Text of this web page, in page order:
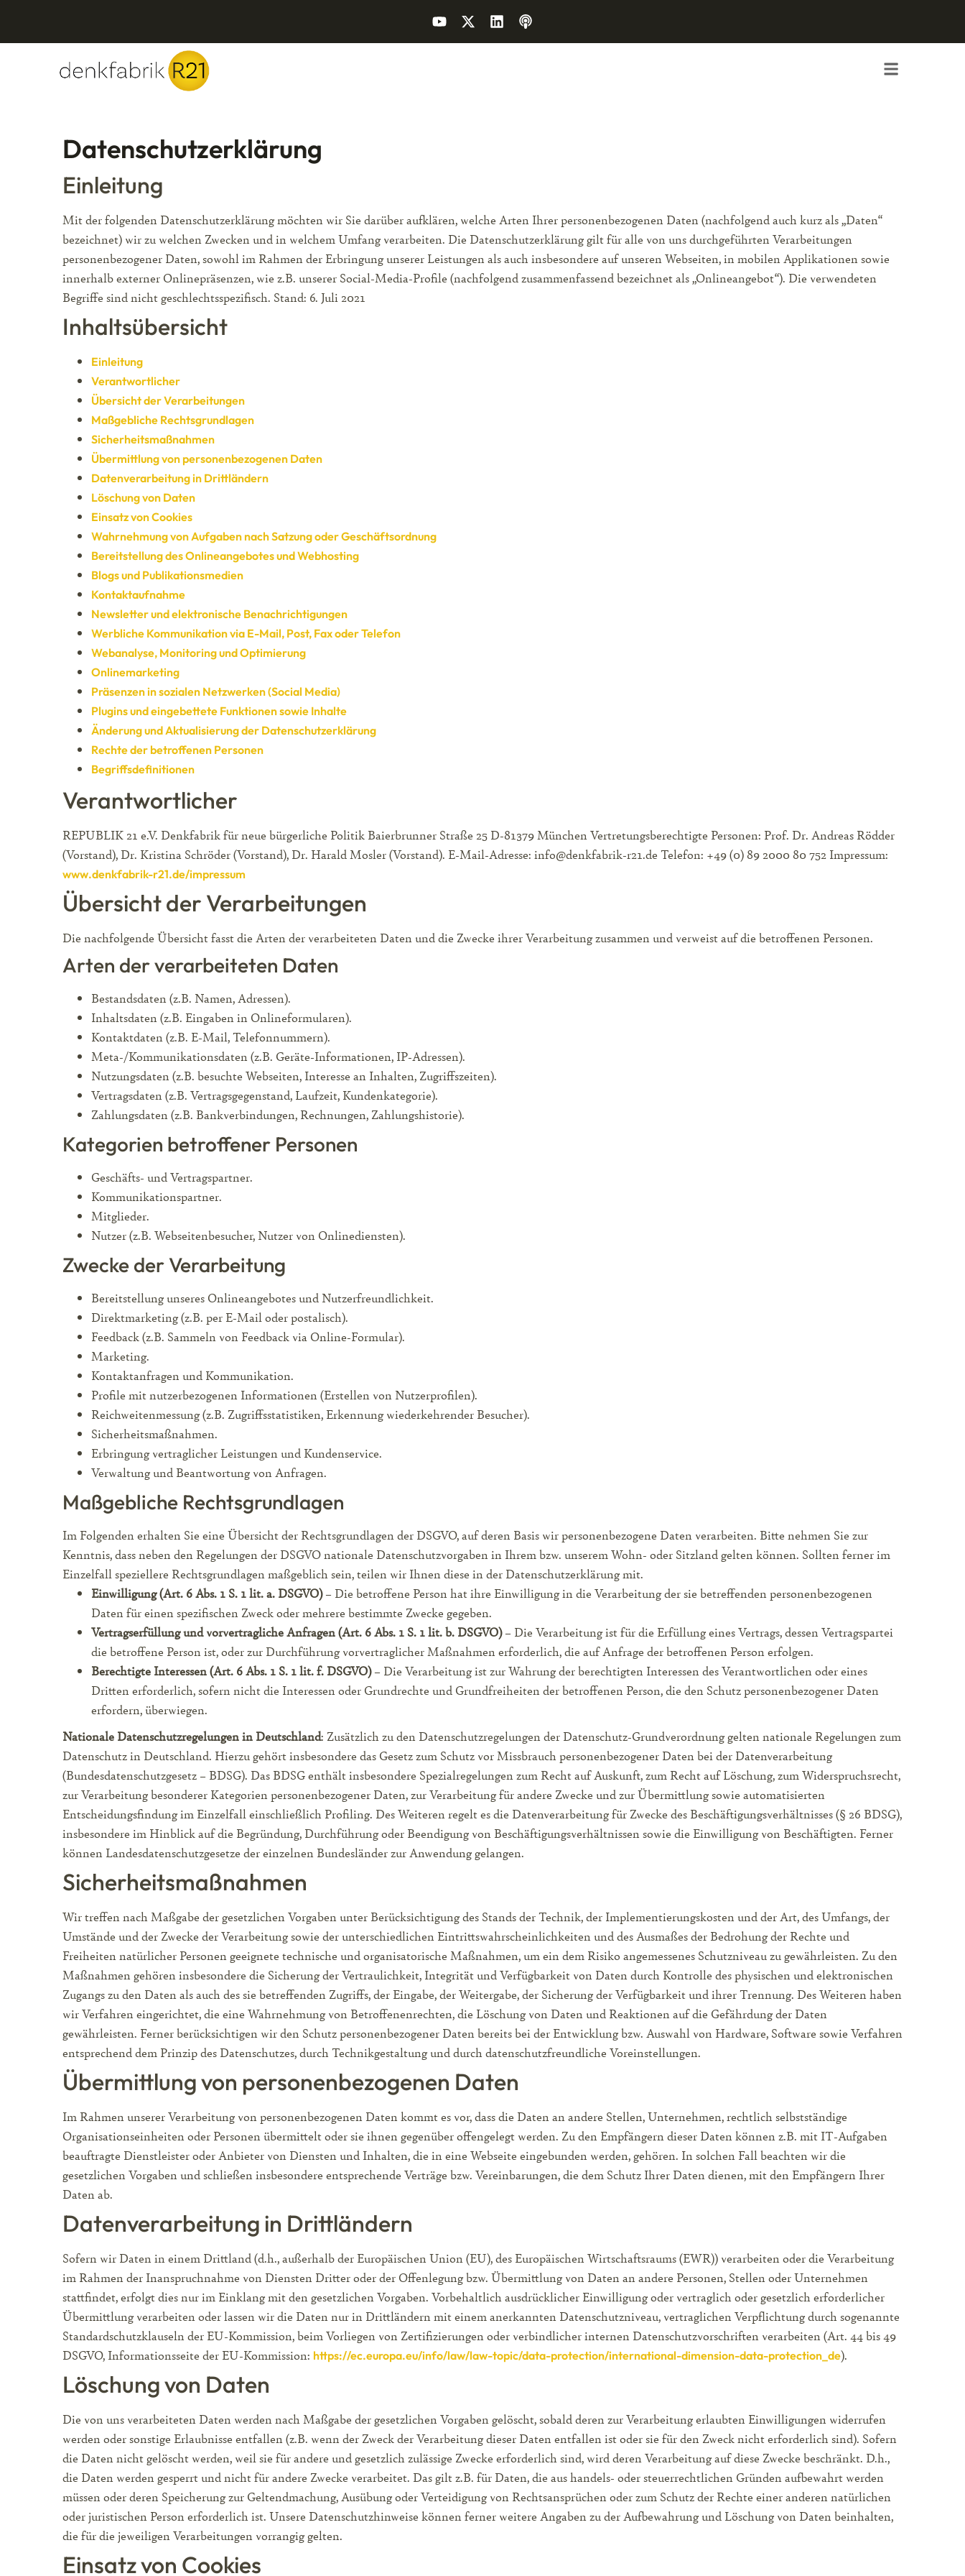
Datenschutzerklärung
Einleitung
Mit der folgenden Datenschutzerklärung möchten wir Sie darüber aufklären, welche Arten Ihrer personenbezogenen Daten (nachfolgend auch kurz als „Daten“
bezeichnet) wir zu welchen Zwecken und in welchem Umfang verarbeiten. Die Datenschutzerklärung gilt für alle von uns durchgeführten Verarbeitungen
personenbezogener Daten, sowohl im Rahmen der Erbringung unserer Leistungen als auch insbesondere auf unseren Webseiten, in mobilen Applikationen sowie
innerhalb externer Onlinepräsenzen, wie z.B. unserer Social-Media-Profile (nachfolgend zusammenfassend bezeichnet als „Onlineangebot“). Die verwendeten
Begriffe sind nicht geschlechtsspezifisch. Stand: 6. Juli 2021
Inhaltsübersicht
Einleitung
Verantwortlicher
Übersicht der Verarbeitungen
Maßgebliche Rechtsgrundlagen
Sicherheitsmaßnahmen
Übermittlung von personenbezogenen Daten
Datenverarbeitung in Drittländern
Löschung von Daten
Einsatz von Cookies
Wahrnehmung von Aufgaben nach Satzung oder Geschäftsordnung
Bereitstellung des Onlineangebotes und Webhosting
Blogs und Publikationsmedien
Kontaktaufnahme
Newsletter und elektronische Benachrichtigungen
Werbliche Kommunikation via E-Mail, Post, Fax oder Telefon
Webanalyse, Monitoring und Optimierung
Onlinemarketing
Präsenzen in sozialen Netzwerken (Social Media)
Plugins und eingebettete Funktionen sowie Inhalte
Änderung und Aktualisierung der Datenschutzerklärung
Rechte der betroffenen Personen
Begriffsdefinitionen
Verantwortlicher
REPUBLIK 21 e.V. Denkfabrik für neue bürgerliche Politik Baierbrunner Straße 25 D-81379 München Vertretungsberechtigte Personen: Prof. Dr. Andreas Rödder
(Vorstand), Dr. Kristina Schröder (Vorstand), Dr. Harald Mosler (Vorstand). E-Mail-Adresse: info@denkfabrik-r21.de Telefon: +49 (0) 89 2000 80 752 Impressum:
www.denkfabrik-r21.de/impressum
Übersicht der Verarbeitungen
Die nachfolgende Übersicht fasst die Arten der verarbeiteten Daten und die Zwecke ihrer Verarbeitung zusammen und verweist auf die betroffenen Personen.
Arten der verarbeiteten Daten
Bestandsdaten (z.B. Namen, Adressen).
Inhaltsdaten (z.B. Eingaben in Onlineformularen).
Kontaktdaten (z.B. E-Mail, Telefonnummern).
Meta-/Kommunikationsdaten (z.B. Geräte-Informationen, IP-Adressen).
Nutzungsdaten (z.B. besuchte Webseiten, Interesse an Inhalten, Zugriffszeiten).
Vertragsdaten (z.B. Vertragsgegenstand, Laufzeit, Kundenkategorie).
Zahlungsdaten (z.B. Bankverbindungen, Rechnungen, Zahlungshistorie).
Kategorien betroffener Personen
Geschäfts- und Vertragspartner.
Kommunikationspartner.
Mitglieder.
Nutzer (z.B. Webseitenbesucher, Nutzer von Onlinediensten).
Zwecke der Verarbeitung
Bereitstellung unseres Onlineangebotes und Nutzerfreundlichkeit.
Direktmarketing (z.B. per E-Mail oder postalisch).
Feedback (z.B. Sammeln von Feedback via Online-Formular).
Marketing.
Kontaktanfragen und Kommunikation.
Profile mit nutzerbezogenen Informationen (Erstellen von Nutzerprofilen).
Reichweitenmessung (z.B. Zugriffsstatistiken, Erkennung wiederkehrender Besucher).
Sicherheitsmaßnahmen.
Erbringung vertraglicher Leistungen und Kundenservice.
Verwaltung und Beantwortung von Anfragen.
Maßgebliche Rechtsgrundlagen
Im Folgenden erhalten Sie eine Übersicht der Rechtsgrundlagen der DSGVO, auf deren Basis wir personenbezogene Daten verarbeiten. Bitte nehmen Sie zur
Kenntnis, dass neben den Regelungen der DSGVO nationale Datenschutzvorgaben in Ihrem bzw. unserem Wohn- oder Sitzland gelten können. Sollten ferner im
Einzelfall speziellere Rechtsgrundlagen maßgeblich sein, teilen wir Ihnen diese in der Datenschutzerklärung mit.
Einwilligung (Art. 6 Abs. 1 S. 1 lit. a. DSGVO)– Die betroffene Person hat ihre Einwilligung in die Verarbeitung der sie betreffenden personenbezogenen
Daten für einen spezifischen Zweck oder mehrere bestimmte Zwecke gegeben.
Vertragserfüllung und vorvertragliche Anfragen (Art. 6 Abs. 1 S. 1 lit. b. DSGVO)– Die Verarbeitung ist für die Erfüllung eines Vertrags, dessen Vertragspartei
die betroffene Person ist, oder zur Durchführung vorvertraglicher Maßnahmen erforderlich, die auf Anfrage der betroffenen Person erfolgen.
Berechtigte Interessen (Art. 6 Abs. 1 S. 1 lit. f. DSGVO)– Die Verarbeitung ist zur Wahrung der berechtigten Interessen des Verantwortlichen oder eines
Dritten erforderlich, sofern nicht die Interessen oder Grundrechte und Grundfreiheiten der betroffenen Person, die den Schutz personenbezogener Daten
erfordern, überwiegen.
Nationale Datenschutzregelungen in Deutschland: Zusätzlich zu den Datenschutzregelungen der Datenschutz-Grundverordnung gelten nationale Regelungen zum
Datenschutz in Deutschland. Hierzu gehört insbesondere das Gesetz zum Schutz vor Missbrauch personenbezogener Daten bei der Datenverarbeitung
(Bundesdatenschutzgesetz – BDSG). Das BDSG enthält insbesondere Spezialregelungen zum Recht auf Auskunft, zum Recht auf Löschung, zum Widerspruchsrecht,
zur Verarbeitung besonderer Kategorien personenbezogener Daten, zur Verarbeitung für andere Zwecke und zur Übermittlung sowie automatisierten
Entscheidungsfindung im Einzelfall einschließlich Profiling. Des Weiteren regelt es die Datenverarbeitung für Zwecke des Beschäftigungsverhältnisses (§ 26 BDSG),
insbesondere im Hinblick auf die Begründung, Durchführung oder Beendigung von Beschäftigungsverhältnissen sowie die Einwilligung von Beschäftigten. Ferner
können Landesdatenschutzgesetze der einzelnen Bundesländer zur Anwendung gelangen.
Sicherheitsmaßnahmen
Wir treffen nach Maßgabe der gesetzlichen Vorgaben unter Berücksichtigung des Stands der Technik, der Implementierungskosten und der Art, des Umfangs, der
Umstände und der Zwecke der Verarbeitung sowie der unterschiedlichen Eintrittswahrscheinlichkeiten und des Ausmaßes der Bedrohung der Rechte und
Freiheiten natürlicher Personen geeignete technische und organisatorische Maßnahmen, um ein dem Risiko angemessenes Schutzniveau zu gewährleisten. Zu den
Maßnahmen gehören insbesondere die Sicherung der Vertraulichkeit, Integrität und Verfügbarkeit von Daten durch Kontrolle des physischen und elektronischen
Zugangs zu den Daten als auch des sie betreffenden Zugriffs, der Eingabe, der Weitergabe, der Sicherung der Verfügbarkeit und ihrer Trennung. Des Weiteren haben
wir Verfahren eingerichtet, die eine Wahrnehmung von Betroffenenrechten, die Löschung von Daten und Reaktionen auf die Gefährdung der Daten
gewährleisten. Ferner berücksichtigen wir den Schutz personenbezogener Daten bereits bei der Entwicklung bzw. Auswahl von Hardware, Software sowie Verfahren
entsprechend dem Prinzip des Datenschutzes, durch Technikgestaltung und durch datenschutzfreundliche Voreinstellungen.
Übermittlung von personenbezogenen Daten
Im Rahmen unserer Verarbeitung von personenbezogenen Daten kommt es vor, dass die Daten an andere Stellen, Unternehmen, rechtlich selbstständige
Organisationseinheiten oder Personen übermittelt oder sie ihnen gegenüber offengelegt werden. Zu den Empfängern dieser Daten können z.B. mit IT-Aufgaben
beauftragte Dienstleister oder Anbieter von Diensten und Inhalten, die in eine Webseite eingebunden werden, gehören. In solchen Fall beachten wir die
gesetzlichen Vorgaben und schließen insbesondere entsprechende Verträge bzw. Vereinbarungen, die dem Schutz Ihrer Daten dienen, mit den Empfängern Ihrer
Daten ab.
Datenverarbeitung in Drittländern
Sofern wir Daten in einem Drittland (d.h., außerhalb der Europäischen Union (EU), des Europäischen Wirtschaftsraums (EWR)) verarbeiten oder die Verarbeitung
im Rahmen der Inanspruchnahme von Diensten Dritter oder der Offenlegung bzw. Übermittlung von Daten an andere Personen, Stellen oder Unternehmen
stattfindet, erfolgt dies nur im Einklang mit den gesetzlichen Vorgaben. Vorbehaltlich ausdrücklicher Einwilligung oder vertraglich oder gesetzlich erforderlicher
Übermittlung verarbeiten oder lassen wir die Daten nur in Drittländern mit einem anerkannten Datenschutzniveau, vertraglichen Verpflichtung durch sogenannte
Standardschutzklauseln der EU-Kommission, beim Vorliegen von Zertifizierungen oder verbindlicher internen Datenschutzvorschriften verarbeiten (Art. 44 bis 49
DSGVO, Informationsseite der EU-Kommission: https://ec.europa.eu/info/law/law-topic/data-protection/international-dimension-data-protection_de).
Löschung von Daten
Die von uns verarbeiteten Daten werden nach Maßgabe der gesetzlichen Vorgaben gelöscht, sobald deren zur Verarbeitung erlaubten Einwilligungen widerrufen
werden oder sonstige Erlaubnisse entfallen (z.B. wenn der Zweck der Verarbeitung dieser Daten entfallen ist oder sie für den Zweck nicht erforderlich sind). Sofern
die Daten nicht gelöscht werden, weil sie für andere und gesetzlich zulässige Zwecke erforderlich sind, wird deren Verarbeitung auf diese Zwecke beschränkt. D.h.,
die Daten werden gesperrt und nicht für andere Zwecke verarbeitet. Das gilt z.B. für Daten, die aus handels- oder steuerrechtlichen Gründen aufbewahrt werden
müssen oder deren Speicherung zur Geltendmachung, Ausübung oder Verteidigung von Rechtsansprüchen oder zum Schutz der Rechte einer anderen natürlichen
oder juristischen Person erforderlich ist. Unsere Datenschutzhinweise können ferner weitere Angaben zu der Aufbewahrung und Löschung von Daten beinhalten,
die für die jeweiligen Verarbeitungen vorrangig gelten.
Einsatz von Cookies